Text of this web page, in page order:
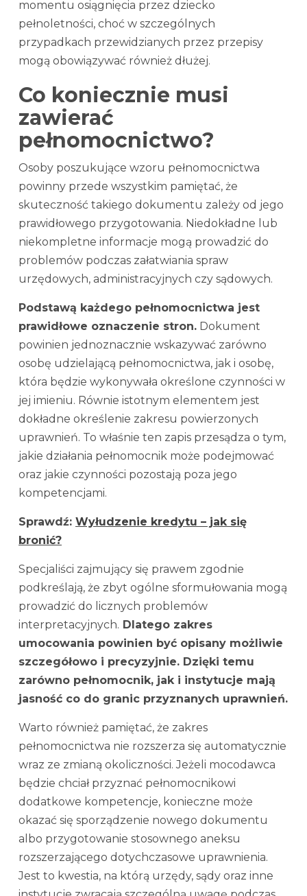
momentu osiągnięcia przez dziecko
pełnoletności, choć w szczególnych
przypadkach przewidzianych przez przepisy
mogą obowiązywać również dłużej.
Co koniecznie musi
zawierać
pełnomocnictwo?
Osoby poszukujące wzoru pełnomocnictwa
powinny przede wszystkim pamiętać, że
skuteczność takiego dokumentu zależy od jego
prawidłowego przygotowania. Niedokładne lub
niekompletne informacje mogą prowadzić do
problemów podczas załatwiania spraw
urzędowych, administracyjnych czy sądowych.
Podstawą każdego pełnomocnictwa jest
prawidłowe oznaczenie stron. Dokument
powinien jednoznacznie wskazywać zarówno
osobę udzielającą pełnomocnictwa, jak i osobę,
która będzie wykonywała określone czynności w
jej imieniu. Równie istotnym elementem jest
dokładne określenie zakresu powierzonych
uprawnień. To właśnie ten zapis przesądza o tym,
jakie działania pełnomocnik może podejmować
oraz jakie czynności pozostają poza jego
kompetencjami.
Sprawdź: Wyłudzenie kredytu – jak się
bronić?
Specjaliści zajmujący się prawem zgodnie
podkreślają, że zbyt ogólne sformułowania mogą
prowadzić do licznych problemów
interpretacyjnych. Dlatego zakres
umocowania powinien być opisany możliwie
szczegółowo i precyzyjnie. Dzięki temu
zarówno pełnomocnik, jak i instytucje mają
jasność co do granic przyznanych uprawnień.
Warto również pamiętać, że zakres
pełnomocnictwa nie rozszerza się automatycznie
wraz ze zmianą okoliczności. Jeżeli mocodawca
będzie chciał przyznać pełnomocnikowi
dodatkowe kompetencje, konieczne może
okazać się sporządzenie nowego dokumentu
albo przygotowanie stosownego aneksu
rozszerzającego dotychczasowe uprawnienia.
Jest to kwestia, na którą urzędy, sądy oraz inne